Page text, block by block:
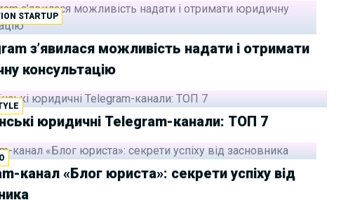
STARTUP
з’явилася можливість надати і отримати
консультацію
юридичні Telegram-канали: ТОП 7
канал «Блог юриста»: секрети успіху від